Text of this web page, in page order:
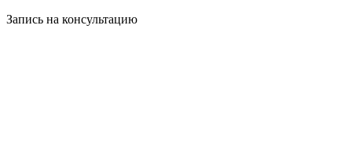
Запись на консультацию